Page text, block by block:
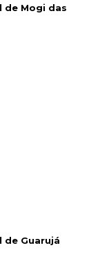
de Mogi das
de Guarujá